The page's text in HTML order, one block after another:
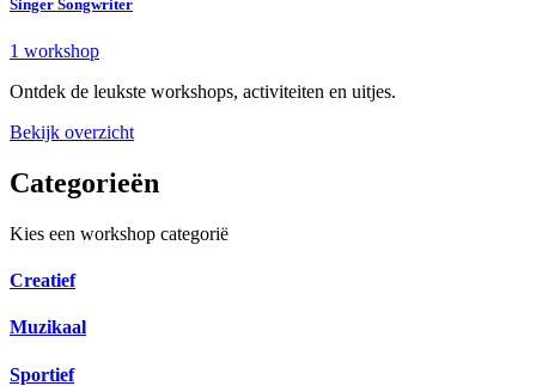
Singer Songwriter
1 workshop
Ontdek de leukste workshops, activiteiten en uitjes.
Bekijk overzicht
Categorieën
Kies een workshop categorië
Creatief
Muzikaal
Sportief